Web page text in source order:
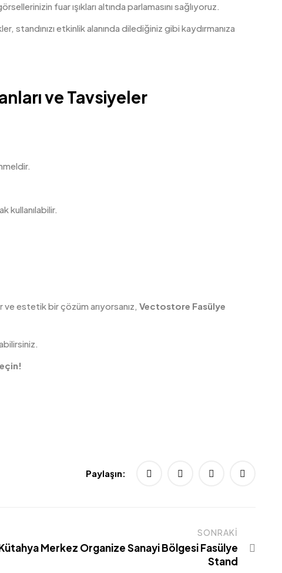
fuar ışıkları altında parlamasını sağlıyoruz.
standınızı etkinlik alanında dilediğiniz gibi kaydırmanıza
ve Tavsiyeler
kullanılabilir.
ve estetik bir çözüm arıyorsanız, Vectostore Fasülye
Paylaşın:
SONRAKI
Merkez Organize Sanayi Bölgesi Fasülye
Stand